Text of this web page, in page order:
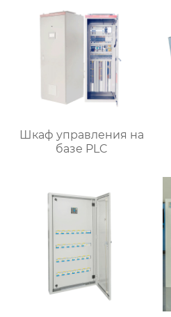
Шкаф управления на
базе PLC